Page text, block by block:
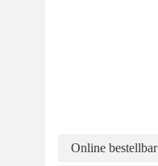
Online bestellbar